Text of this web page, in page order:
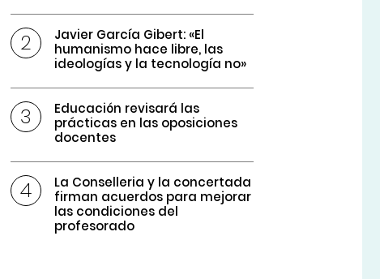
Javier García Gibert: «El
humanismo hace libre, las
ideologías y la tecnología no»
Educación revisará las
prácticas en las oposiciones
docentes
La Conselleria y la concertada
firman acuerdos para mejorar
las condiciones del
profesorado